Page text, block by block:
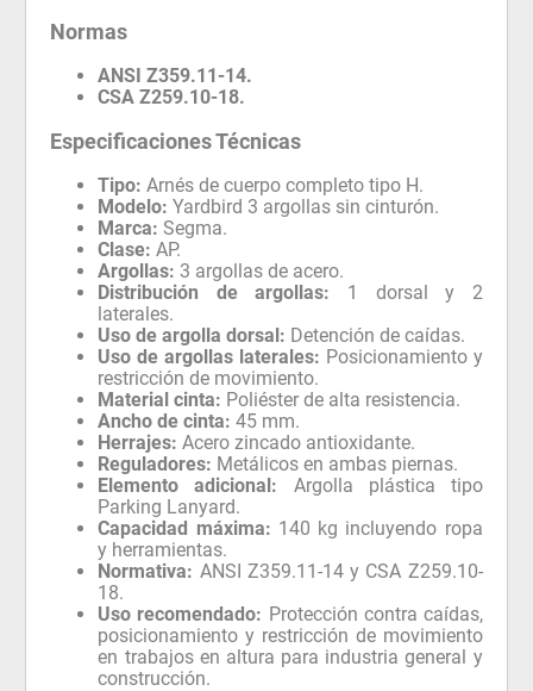
Normas
ANSI Z359.11-14.
CSA Z259.10-18.
Especificaciones Técnicas
Tipo: Arnés de cuerpo completo tipo H.
Modelo: Yardbird 3 argollas sin cinturón.
Marca: Segma.
Clase: AP.
Argollas: 3 argollas de acero.
Distribución de argollas: 1 dorsal y 2
laterales.
Uso de argolla dorsal: Detención de caídas.
Uso de argollas laterales: Posicionamiento y
restricción de movimiento.
Material cinta: Poliéster de alta resistencia.
Ancho de cinta: 45 mm.
Herrajes: Acero zincado antioxidante.
Reguladores: Metálicos en ambas piernas.
Elemento adicional: Argolla plástica tipo
Parking Lanyard.
Capacidad máxima: 140 kg incluyendo ropa
y herramientas.
Normativa: ANSI Z359.11-14 y CSA Z259.10-
18.
Uso recomendado: Protección contra caídas,
posicionamiento y restricción de movimiento
en trabajos en altura para industria general y
construcción.